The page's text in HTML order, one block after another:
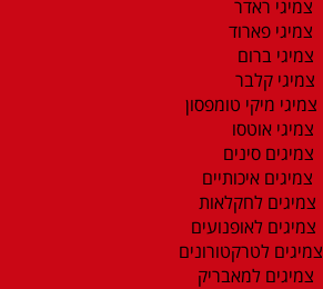
צמיגי ראדר
צמיגי פארוד
צמיגי ברום
צמיגי קלבר
צמיגי מיקי טומפסון
צמיגי אוטסו
צמיגים סינים
צמיגים איכותיים
צמיגים לחקלאות
צמיגים לאופנועים
צמיגים לטרקטורונים
צמיגים למאבריק